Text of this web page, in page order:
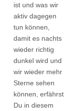
ist und was wir
aktiv dagegen
tun können,
damit es nachts
wieder richtig
dunkel wird und
wir wieder mehr
Sterne sehen
können, erfährst
Du in diesem